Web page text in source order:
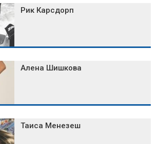
Рик Карсдорп
Алена Шишкова
Таиса Менезеш